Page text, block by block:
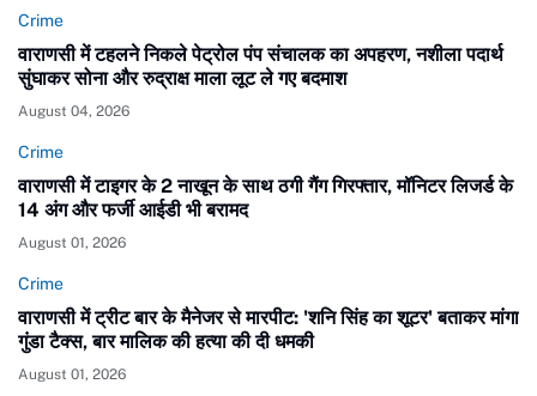
Crime
वाराणसी में टहलने निकले पेट्रोल पंप संचालक का अपहरण, नशीला पदार्थ
सुंघाकर सोना और रुद्राक्ष माला लूट ले गए बदमाश
August 04, 2026
Crime
वाराणसी में टाइगर के 2 नाखून के साथ ठगी गैंग गिरफ्तार, मॉनिटर लिजर्ड के
14 अंग और फर्जी आईडी भी बरामद
August 01, 2026
Crime
वाराणसी में ट्रीट बार के मैनेजर से मारपीट: 'शनि सिंह का शूटर' बताकर मांगा
गुंडा टैक्स, बार मालिक की हत्या की दी धमकी
August 01, 2026